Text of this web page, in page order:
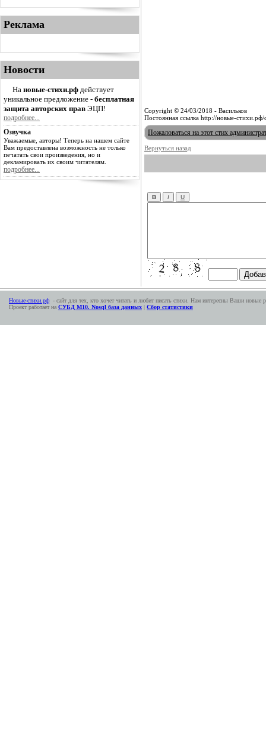
Реклама
Новости
На новые-стихи.рф действует
уникальное предложение - бесплатная
защита авторских прав ЭЦП!
подробнее...
Озвучка
Уважаемые, авторы! Теперь на нашем сайте
Вам предоставлена возможность не только
печатать свои произведения, но и
декламировать их своим читателям.
подробнее...
Copyright © 24/03/2018 - Васильков
Постоянная ссылка http://новые-стихи.рф/
Пожаловаться на этот стих
Вернуться назад
Новые-стихи.рф - сайт для тех, кто хочет читать и любит писать стихи. Нам интересны Ваши новые
Проект работает на СУБД М10. Nosql база данных | Сбор статистики